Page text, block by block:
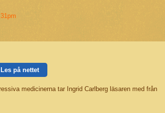
Les på nettet
medicinerna tar Ingrid Carlberg läsaren med från